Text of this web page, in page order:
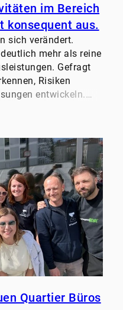
im Bereich
konsequent aus.
sich verändert.
mehr als reine
Gefragt
Risiken
entwickeln.
Erfahrung. Unser
für
Wir freuen uns
Fonds und
noch intensiver
über Ihre
sprechen.
#FamilyOffice
Quartier Büros